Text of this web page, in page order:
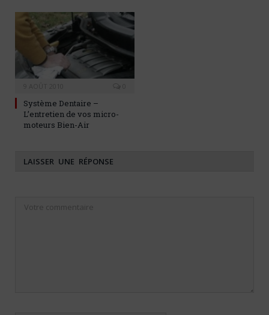
Système Dentaire –
L’entretien de vos micro-
moteurs Bien-Air
LAISSER UNE RÉPONSE